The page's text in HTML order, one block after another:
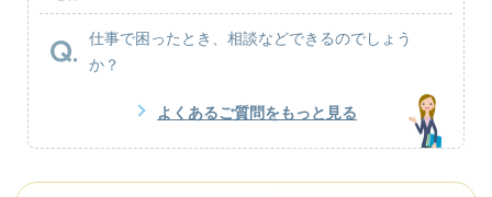
仕事で困ったとき、相談などできるのでしょう
か？
よくあるご質問をもっと見る